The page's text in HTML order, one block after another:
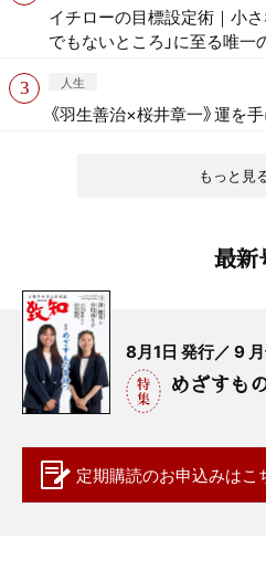
もっと見
イチローの目標設定術｜小
でもないところ」に至る唯一
人生
《羽生善治×桜井章一》運を
最新
8月1日 発行／ 9
めざすも
定期購読のお申込みはこ